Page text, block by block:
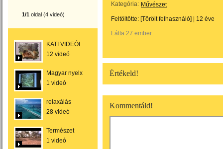
1/1 oldal (4 videó)
KATI VIDEÓI
12 videó
Magyar nyelx
1 videó
relaxálás
28 videó
Természet
1 videó
Kategória: Művészet
Feltöltötte: [Törölt felhasználó] 12 éve
Látta 27 ember.
Értékeld!
Kommentáld!